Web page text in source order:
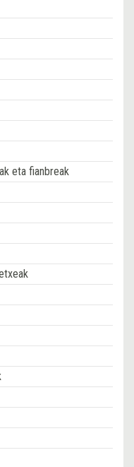
eta fianbreak